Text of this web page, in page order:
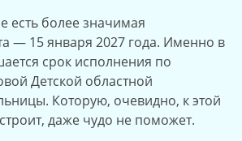
есть более значимая
— 15 января 2027 года. Именно в
срок исполнения по
Детской областной
Которую, очевидно, к этой
даже чудо не поможет.